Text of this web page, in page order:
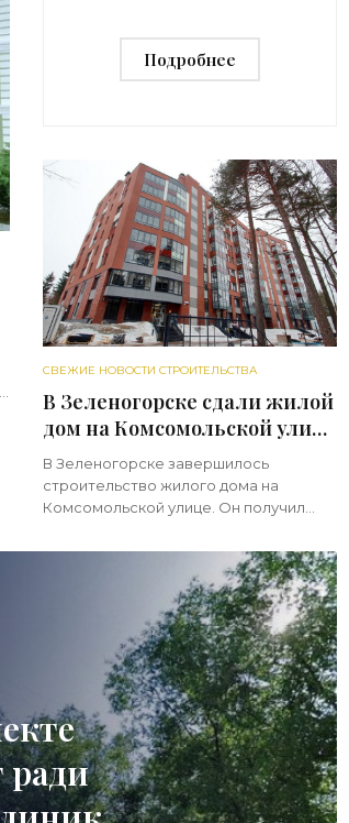
гаражный
комплекс -
Подробнее
СВЕЖИЕ НОВОСТИ СТРОИТЕЛЬСТВА
В Зеленогорске сдали жилой
дом на Комсомольской улице
- «Свежие новости
строительства»
В Зеленогорске завершилось
строительство жилого дома на
Комсомольской улице. Он получил
находится в равном удалении от трех
улиц — Разъезжей, Комсомольской и
ради